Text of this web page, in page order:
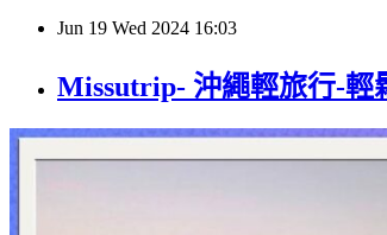
Jun 19 Wed 2024 16:03
Missutrip- 沖繩輕旅行-輕